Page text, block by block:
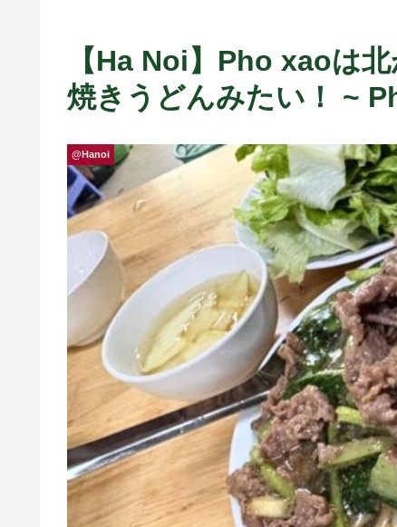
【Ha Noi】Pho xaoは
焼きうどんみたい！ ~
@Hanoi